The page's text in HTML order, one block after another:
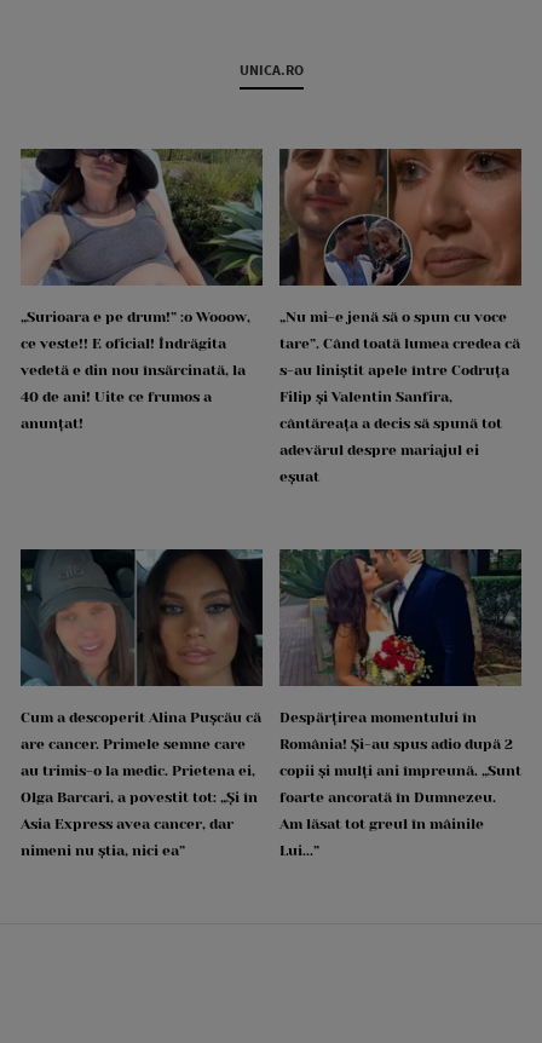
UNICA.RO
„Surioara e pe drum!” :o Wooow,
ce veste!! E oficial! Îndrăgita
vedetă e din nou însărcinată, la
40 de ani! Uite ce frumos a
anunțat!
„Nu mi-e jenă să o spun cu voce
tare”. Când toată lumea credea că
s-au liniștit apele între Codruța
Filip și Valentin Sanfira,
cântăreața a decis să spună tot
adevărul despre mariajul ei
eșuat
Cum a descoperit Alina Pușcău că
are cancer. Primele semne care
au trimis-o la medic. Prietena ei,
Olga Barcari, a povestit tot: „Și în
Asia Express avea cancer, dar
nimeni nu știa, nici ea”
Despărțirea momentului în
România! Și-au spus adio după 2
copii și mulți ani împreună. „Sunt
foarte ancorată în Dumnezeu.
Am lăsat tot greul în mâinile
Lui...”